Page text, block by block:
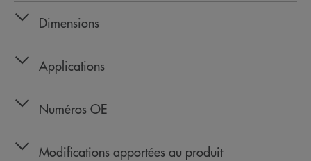
Dimensions
Applications
Numéros OE
Modifications apportées au produit